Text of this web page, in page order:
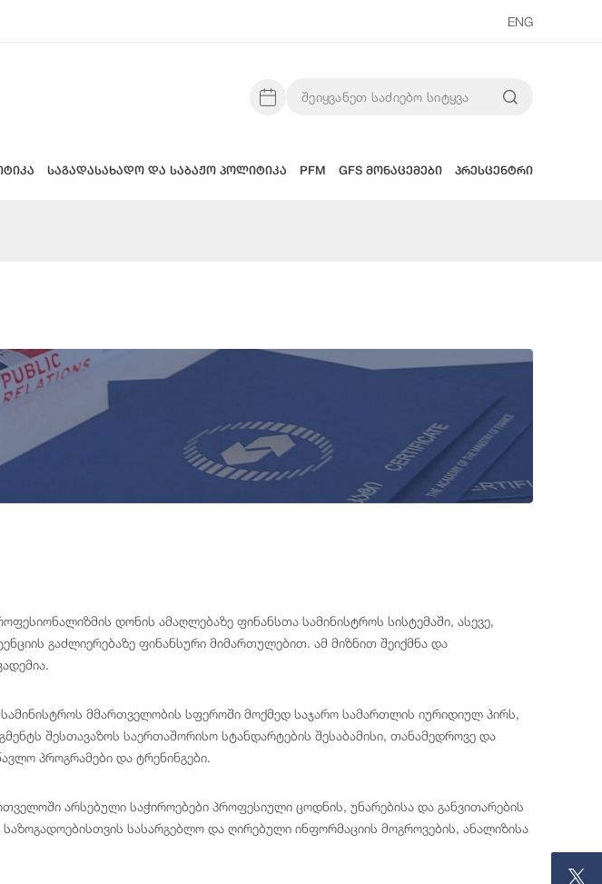
ENG
საგადასახადო და საბაჟო პოლიტიკა PFM GFS მონაცემები პრესცენტრი
დონის ამაღლებაზე ფინანსთა სამინისტროს სისტემაში, ასევე,
გაძლიერებაზე ფინანსური მიმართულებით. ამ მიზნით შეიქმნა და
მმართველობის სფეროში მოქმედ საჯარო სამართლის იურიდიულ პირს,
შესთავაზოს საერთაშორისო სტანდარტების შესაბამისი, თანამედროვე და
პროგრამები და ტრენინგები.
არსებული საჭიროებები პროფესიული ცოდნის, უნარებისა და განვითარების
სასარგებლო და ღირებული ინფორმაციის მოგროვების, ანალიზისა